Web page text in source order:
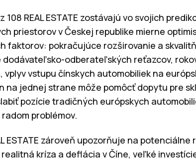
108 REAL ESTATE zostávajú vo svojich
priestorov v Českej republike mierne
faktorov: pokračujúce rozširovanie a
dodávateľsko-odberateľských reťazcov,
vplyv vstupu čínskych automobiliek na
na jednej strane môže pomôcť dopytu pre
pozície tradičných európskych
problémov.
ESTATE zároveň upozorňuje na
kríza a deflácia v Číne, veľké